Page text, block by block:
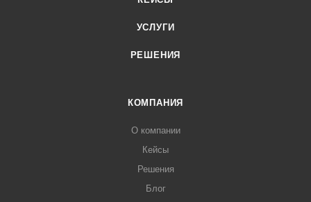
УСЛУГИ
РЕШЕНИЯ
КОМПАНИЯ
О компании
Кейсы
Решения
Блог